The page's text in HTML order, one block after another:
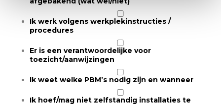
Ik werk volgens werkplekinstructies /
procedures
Er is een verantwoordelijke voor
toezicht/aanwijzingen
Ik weet welke PBM’s nodig zijn en wanneer
Ik hoef/mag niet zelfstandig installaties te